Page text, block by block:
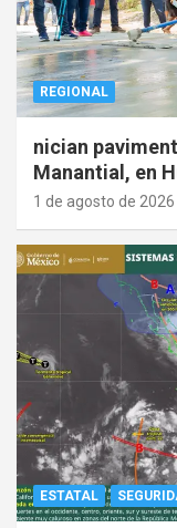
REGIONAL
nician
Manantial, en
1 de agosto de 2026
ESTATAL